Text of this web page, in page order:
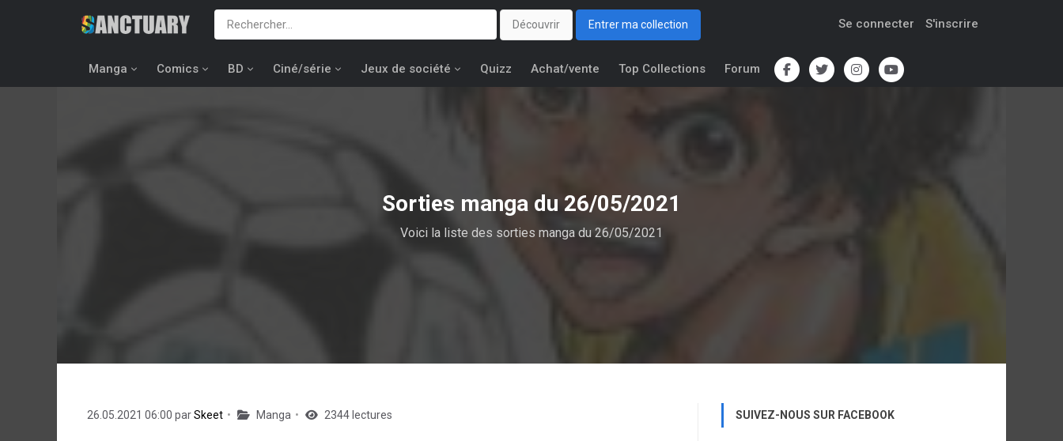
Découvrir Entrer ma collection Se connecter S'inscrire
Manga Comics BD Ciné/série Jeux de société Quizz Achat/vente Top Collections Forum
Sorties manga du 26/05/2021
Voici la liste des sorties manga du 26/05/2021
26.05.2021 06:00 parSkeet Manga 2344 lectures SUIVEZ-NOUS SUR FACEBOOK